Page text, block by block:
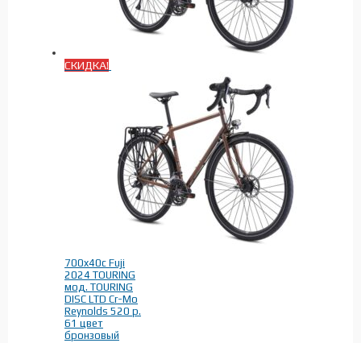
СКИДКА!
700x40c Fuji
2024 TOURING
мод. TOURING
DISC LTD Cr-Mo
Reynolds 520 р.
61 цвет
бронзовый